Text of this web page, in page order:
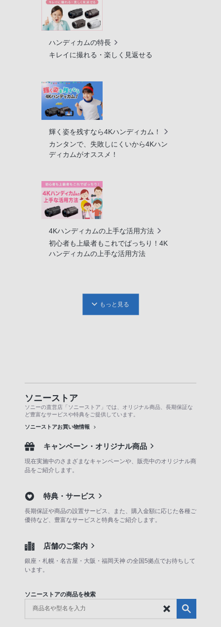
ハンディカムの特長
キレイに撮れる・楽しく見返せる
輝く姿を残すなら4Kハンディカム！
カンタンで、失敗しにくいから4Kハン
ディカムがオススメ！
4Kハンディカムの上手な活用方法
初心者も上級者もこれでばっちり！4K
ハンディカムの上手な活用方法
もっと見る
ソニーストア
ソニーの直営店「ソニーストア」では、オリジナル商品、長期保証な
ど豊富なサービスや特典をご提供しています。
ソニーストアお買い物情報
キャンペーン・オリジナル商品
現在実施中のさまざまなキャンペーンや、販売中のオリジナル商
品をご紹介します。
特典・サービス
長期保証や商品の設置サービス、また、購入金額に応じた各種ご
優待など、豊富なサービスと特典をご紹介します。
店舗のご案内
銀座・札幌・名古屋・大阪・福岡天神 の全国5拠点でお待ちして
います。
ソニーストアの商品を検索